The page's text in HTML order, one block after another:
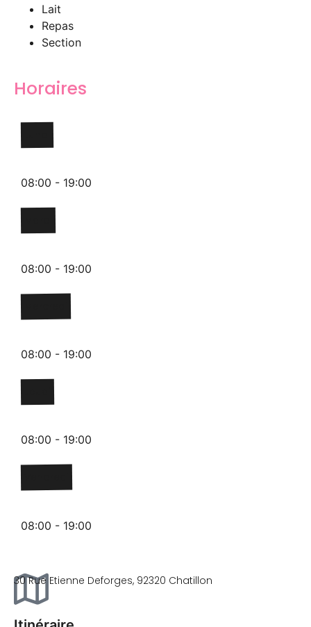
Lait
Repas
Section
Horaires
08:00 - 19:00
08:00 - 19:00
08:00 - 19:00
08:00 - 19:00
08:00 - 19:00
30 Rue Etienne Deforges, 92320 Chatillon